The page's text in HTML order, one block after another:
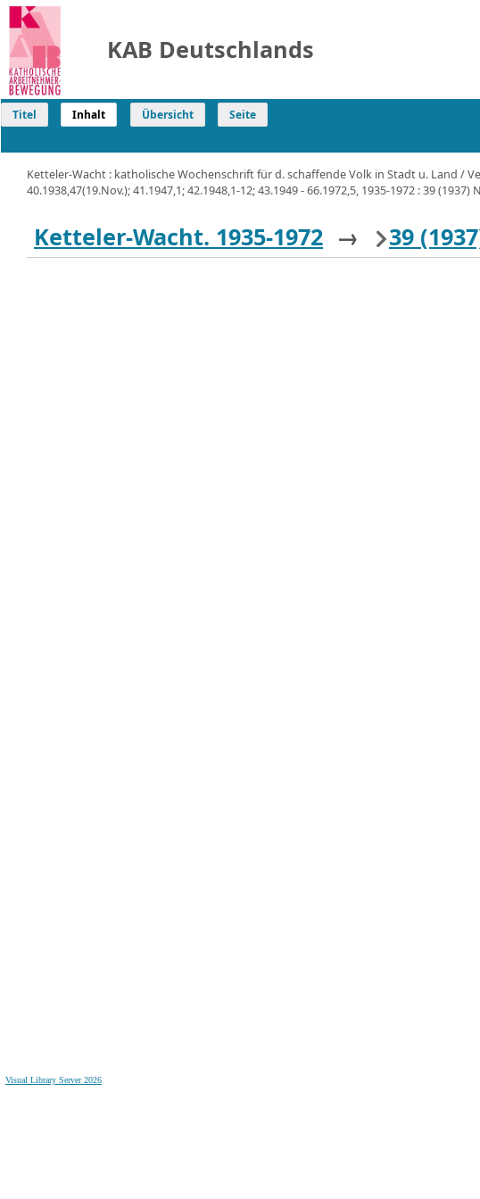
Visual Library Server 2026
KAB Deutschlands
Titel Inhalt Übersicht Seite
Ketteler-Wacht : katholische Wochenschrift für d. schaffende Volk in Stadt u. Land /
40.1938,47(19.Nov.); 41.1947,1; 42.1948,1-12; 43.1949 - 66.1972,5, 1935-1972 : 39
Ketteler-Wacht. 1935-1972 → 39